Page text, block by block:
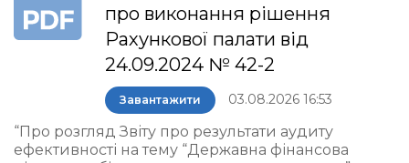
про виконання рішення
Рахункової палати від
24.09.2024 № 42-2
Завантажити 03.08.2026 16:53
“Про розгляд Звіту про результати аудиту
ефективності на тему “Державна фінансова